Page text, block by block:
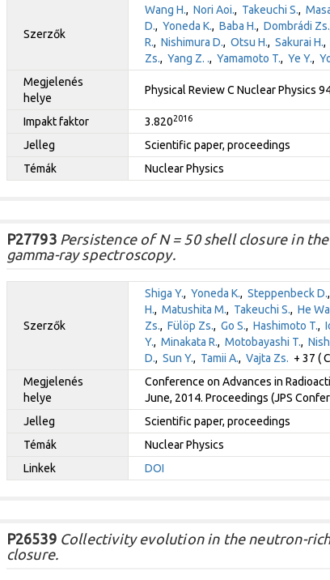
Szerzők
Wang H., Nori Aoi., Takeuchi S.,
D., Yoneda K., Baba H., Dombrádi Zs.
R., Nishimura D., Otsu H., Sakurai H.,
Zs., Yang Z. ., Yamamoto T., Ye Y.,
Megjelenés
helye
Physical Review C Nuclear Physics
Impakt faktor 3.8202016
Jelleg
Scientific paper, proceedings
Témák
Nuclear Physics
P27793Persistence of N = 50 shell closure in
gamma-ray spectroscopy.
Szerzők
Shiga Y., Yoneda K., Steppenbeck D.,
H., Matushita M., Takeuchi S., He
Zs., Fülöp Zs., Go S., Hashimoto T.,
Y., Minakata R., Motobayashi T.,
D., Sun Y., Tamii A., Vajta Zs. + 37 (
Megjelenés
helye
Conference on Advances in
June, 2014. Proceedings (JPS
Jelleg
Scientific paper, proceedings
Témák
Nuclear Physics
Linkek
DOI
P26539Collectivity evolution in the neutron-
closure.